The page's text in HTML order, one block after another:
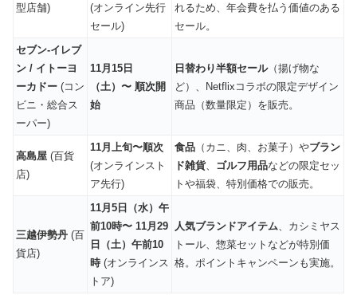
型店舗)
(オンライン先行
セール)
れるため、年会費を払う価値のある
セール。
セブン-イレブ
ン / イトーヨ
ーカドー (コン
ビニ・総合ス
ーパー)
11月15日
（土）〜 順次開
始
日替わり半額セール（揚げ物な
ど）、Netflixコラボの限定デザイン
商品（数量限定）を販売。
高島屋 (百貨
店)
11月上旬〜順次
(オンラインスト
ア先行)
食品 （カニ、肉、お菓子）やブラン
ド雑貨、 ゴルフ用品などの限定セッ
トや福袋、特別価格での販売。
三越伊勢丹 (百
貨店)
11月5日（水）午
前10時〜 11月29
日（土）午前10
時 (オンラインス
トア)
人気ブランドアイテム 、カシミヤス
トール、惣菜セットなどが特別価
格。ポイントキャンペーンも実施。